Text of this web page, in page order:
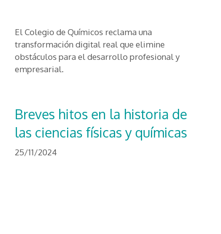
El Colegio de Químicos reclama una
transformación digital real que elimine
obstáculos para el desarrollo profesional y
empresarial.
Breves hitos en la historia de
las ciencias físicas y químicas
25/11/2024